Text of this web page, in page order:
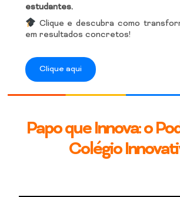
estudantes.
Clique e descubra como
em resultados concretos!
Clique aqui
Papo que Innova: o
Colégio